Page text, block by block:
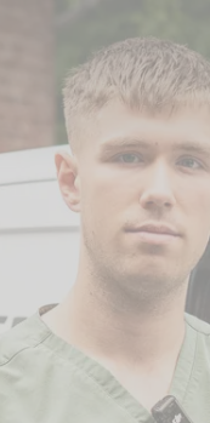
der Tierbestattung